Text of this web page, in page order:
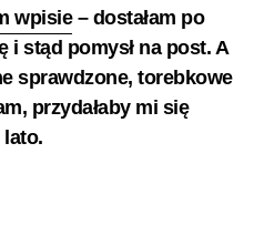
wpisie– dostałam po
i stąd pomysł na post. A
sprawdzone, torebkowe
przydałaby mi się
lato.